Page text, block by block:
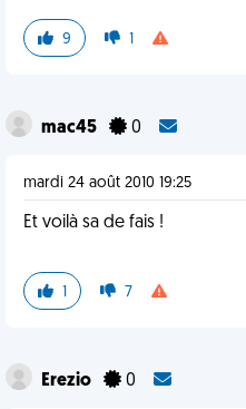
9 1
mac45 0
mardi 24 août 2010 19:25
Et voilà sa de fais !
1 7
Erezio 0